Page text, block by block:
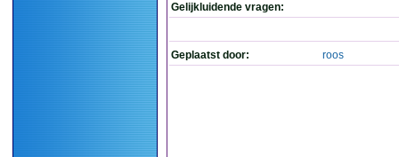
Gelijkluidende vragen:
Geplaatst door: roos